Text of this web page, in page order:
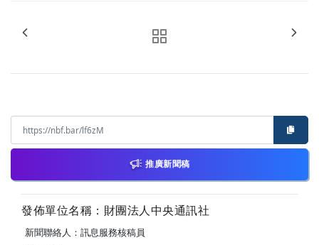
推廣新聞稿
發佈單位名稱：財團法人中央通訊社
新聞聯絡人：訊息服務核稿員